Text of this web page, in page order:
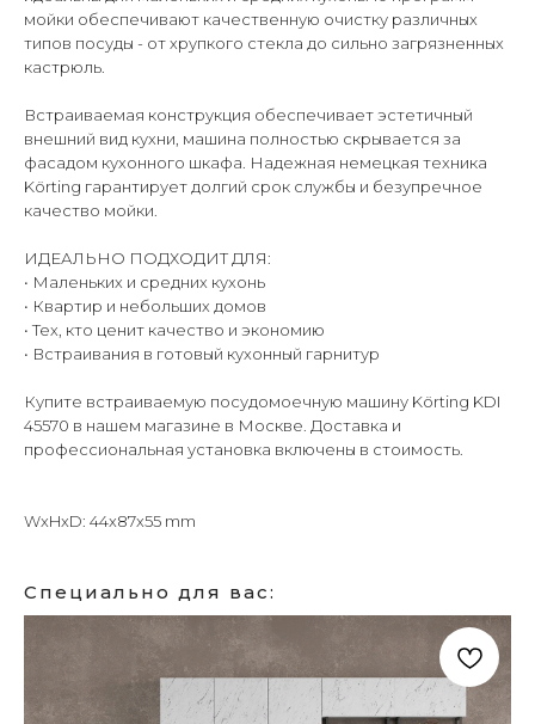
мойки обеспечивают качественную очистку различных
типов посуды - от хрупкого стекла до сильно загрязненных
кастрюль.
Встраиваемая конструкция обеспечивает эстетичный
внешний вид кухни, машина полностью скрывается за
фасадом кухонного шкафа. Надежная немецкая техника
Körting гарантирует долгий срок службы и безупречное
качество мойки.
ИДЕАЛЬНО ПОДХОДИТ ДЛЯ:
• Маленьких и средних кухонь
• Квартир и небольших домов
• Тех, кто ценит качество и экономию
• Встраивания в готовый кухонный гарнитур
Купите встраиваемую посудомоечную машину Körting KDI
45570 в нашем магазине в Москве. Доставка и
профессиональная установка включены в стоимость.
WxHxD: 44x87x55 mm
Специально для вас: